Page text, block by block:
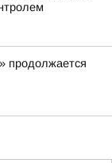
продолжается